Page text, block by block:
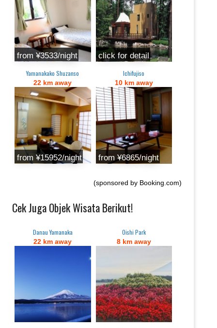
from ¥3533/night click for detail
Yamanakako Shuzanso
22 km away
from ‎¥15952/night
Ichifujiso
10 km away
from ¥6865/night
(sponsored by Booking.com)
Cek Juga Objek Wisata Berikut!
Danau Yamanaka
22 km away
Oishi Park
8 km away